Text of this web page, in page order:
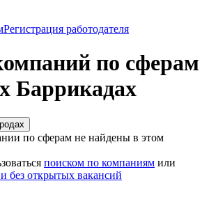
Регистрация работодателя
по сферам
Баррикадах
по сферам не найдены в этом
поиском по компаниям или
без открытых вакансий